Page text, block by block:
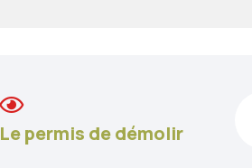
Le permis de démolir